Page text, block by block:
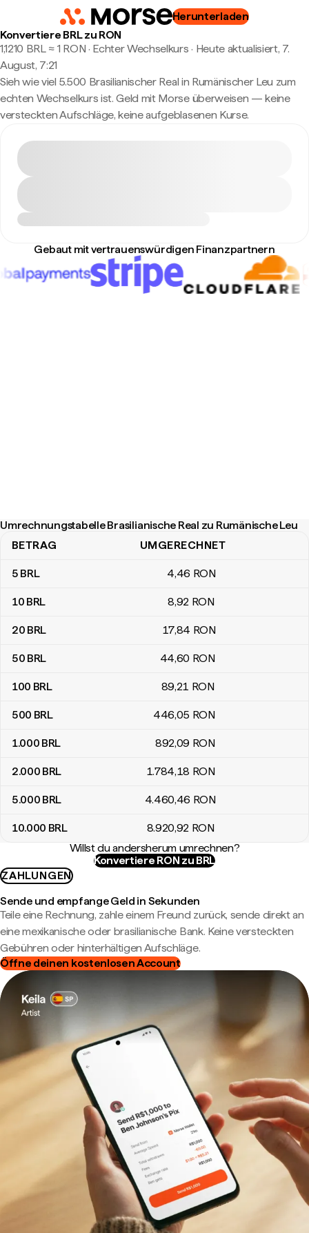
Herunterladen
Konvertiere BRL zu RON
1,1210 BRL ≈ 1 RON · Echter Wechselkurs · Heute aktualisiert, 7.
August, 7:21
Sieh wie viel 5.500 Brasilianischer Real in Rumänischer Leu zum
echten Wechselkurs ist. Geld mit Morse überweisen — keine
versteckten Aufschläge, keine aufgeblasenen Kurse.
Gebaut mit vertrauenswürdigen Finanzpartnern
Umrechnungstabelle Brasilianische Real zu Rumänische Leu
Umrechnungstabelle Brasilianische Real zu Rumänische Leu
BETRAG UMGERECHNET
5 BRL 4,46 RON
10 BRL 8,92 RON
20 BRL 17,84 RON
50 BRL 44,60 RON
100 BRL 89,21 RON
500 BRL 446,05 RON
1.000 BRL 892,09 RON
2.000 BRL 1.784,18 RON
5.000 BRL 4.460,46 RON
10.000 BRL 8.920,92 RON
Willst du andersherum umrechnen?
Konvertiere RON zu BRL
ZAHLUNGEN
Sende und empfange Geld in Sekunden
Teile eine Rechnung, zahle einem Freund zurück, sende direkt an
eine mexikanische oder brasilianische Bank. Keine versteckten
Gebühren oder hinterhältigen Aufschläge.
Öffne deinen kostenlosen Account